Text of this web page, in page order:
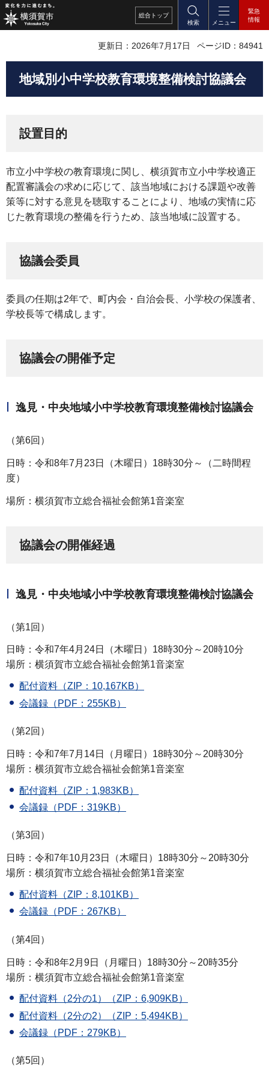
総合 トップ
検索
メニュー
緊急
情報
更新日：2026年7月17日 ページID：84941
地域別小中学校教育環境整備検討協議会
設置目的
市立小中学校の教育環境に関し、横須賀市立小中学校適正
配置審議会の求めに応じて、該当地域における課題や改善
策等に対する意見を聴取することにより、地域の実情に応
じた教育環境の整備を行うため、該当地域に設置する。
協議会委員
委員の任期は2年で、町内会・自治会長、小学校の保護者、
学校長等で構成します。
協議会の開催予定
逸見・中央地域小中学校教育環境整備検討協議会
（第6回）
日時：令和8年7月23日（木曜日）18時30分～（二時間程
度）
場所：横須賀市立総合福祉会館第1音楽室
協議会の開催経過
逸見・中央地域小中学校教育環境整備検討協議会
（第1回）
日時：令和7年4月24日（木曜日）18時30分～20時10分
場所：横須賀市立総合福祉会館第1音楽室
配付資料（ZIP：10,167KB）
会議録（PDF：255KB）
（第2回）
日時：令和7年7月14日（月曜日）18時30分～20時30分
場所：横須賀市立総合福祉会館第1音楽室
配付資料（ZIP：1,983KB）
会議録（PDF：319KB）
（第3回）
日時：令和7年10月23日（木曜日）18時30分～20時30分
場所：横須賀市立総合福祉会館第1音楽室
配付資料（ZIP：8,101KB）
会議録（PDF：267KB）
（第4回）
日時：令和8年2月9日（月曜日）18時30分～20時35分
場所：横須賀市立総合福祉会館第1音楽室
配付資料（2分の1）（ZIP：6,909KB）
配付資料（2分の2）（ZIP：5,494KB）
会議録（PDF：279KB）
（第5回）